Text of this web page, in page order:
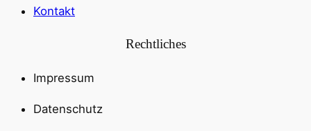
Kontakt
Rechtliches
Impressum
Datenschutz